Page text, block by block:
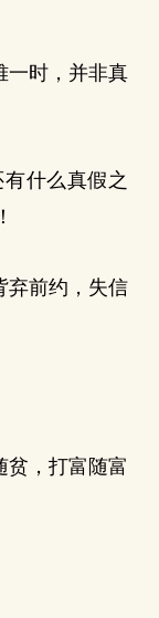
一时，并非真
什么真假之
弃前约，失信
贫，打富随富